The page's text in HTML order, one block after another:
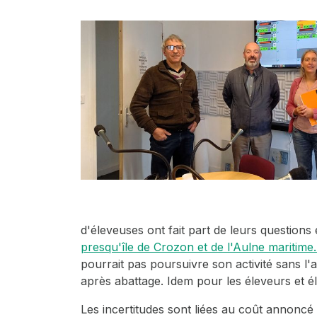
d'éleveuses ont fait part de leurs
presqu'île de Crozon et de l'Aulne
pourrait pas poursuivre son activité sans
après abattage. Idem pour les éleveurs et
Les incertitudes sont liées au coût